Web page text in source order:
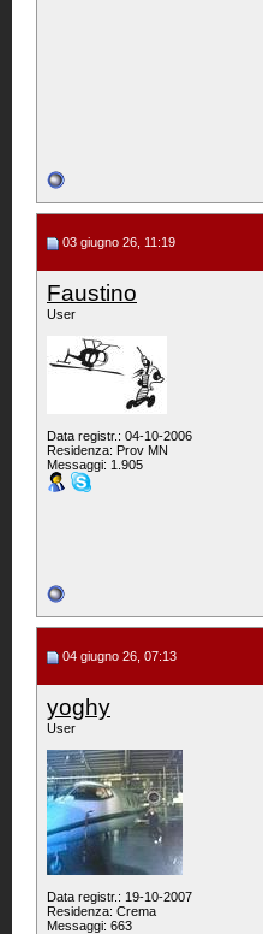
03 giugno 26, 11:19
Faustino
User
Data registr.: 04-10-2006
Residenza: Prov MN
Messaggi: 1.905
04 giugno 26, 07:13
yoghy
User
Data registr.: 19-10-2007
Residenza: Crema
Messaggi: 663